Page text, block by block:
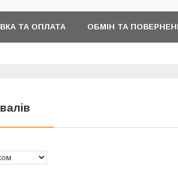
ТА ОПЛАТА ОБМІН ТА